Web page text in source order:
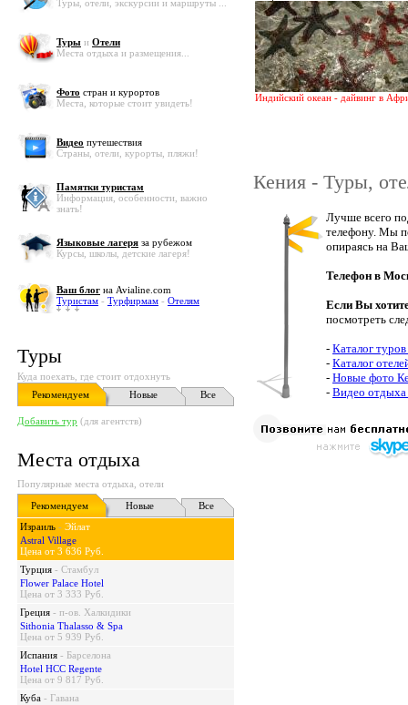
Туры, отели, экскурсии и маршруты ...
Туры и Отели
Места отдыха и размещения...
Фото стран и курортов
Места, которые стоит увидеть!
Видео путешествия
Страны, отели, курорты, пляжи!
Памятки туристам
Информация, особенности, важно
знать!
Языковые лагеря за рубежом
Курсы, школы, детские лагеря!
Ваш блог на Avialine.com
Туристам - Турфирмам - Отелям
Туры
Куда поехать, где стоит отдохнуть
Рекомендуем
Новые Все
Добавить тур (для агентств)
Места отдыха
Популярные места отдыха, отели
Рекомендуем
Новые
Все
Израиль - Эйлат
Astral Village
Цена от 3 636 Руб.
Турция - Стамбул
Flower Palace Hotel
Цена от 3 333 Руб.
Греция - п-ов. Халкидики
Sithonia Thalasso & Spa
Цена от 5 939 Руб.
Испания - Барселона
Hotel HCC Regente
Цена от 9 817 Руб.
Куба - Гавана
Индийский океан - дайвинг в
Кения - Туры,
Лучше всего
телефону. Мы
опираясь на
Телефон в
Если Вы
посмотреть
- Каталог
- Каталог
- Новые фото
- Видео отдыха